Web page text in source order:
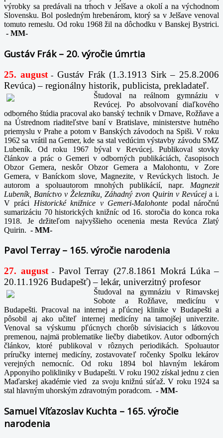
výrobky sa predávali na trhoch v Jelšave a okolí a na východnom
Slovensku. Bol posledným hrebenárom, ktorý sa v Jelšave venoval
tomuto remeslu. Od roku 1968 žil na dôchodku v Banskej Bystrici.
- MM-
Gustáv Frák – 20. výročie úmrtia
25. august- Gustáv Frák (1.3.1913 Sirk – 25.8.2006
Revúca) – regionálny historik, publicista, prekladateľ.
Študoval na reálnom gymnáziu v
Revúcej. Po absolvovaní diaľkového
odborného štúdia pracoval ako banský technik v Drnave, Rožňave a
na Ústrednom riaditeľstve baní v Bratislave, ministerstve hutného
priemyslu v Prahe a potom v Banských závodoch na Spiši. V roku
1962 sa vrátil na Gemer, kde sa stal vedúcim výstavby závodu SMZ
Lubeník. Od roku 1967 býval v Revúcej. Publikoval stovky
článkov a prác o Gemeri v odborných publikáciách, časopisoch
Obzor Gemera, neskôr Obzor Gemera a Malohontu, v Zore
Gemera, v Baníckom slove, Magnezite, v Revúckych listoch. Je
autorom a spoluautorom mnohých publikácií, napr. Magnezit
Lubeník, Baníctvo v Železníku, Záhadný zvon Quirin v Revúcej a i.
V práci Historické knižnice v Gemeri-Malohonte podal náročnú
sumarizáciu 70 historických knižníc od 16. storočia do konca roka
1918. Je držiteľom najvyššieho ocenenia mesta Revúca Zlatý
Quirin. - MM-
Pavol Terray – 165. výročie narodenia
27. august- Pavol Terray (27.8.1861 Mokrá Lúka –
20.11.1926 Budapešť) – lekár, univerzitný profesor
Študoval na gymnáziu v Rimavskej
Sobote a Rožňave, medicínu v
Budapešti. Pracoval na internej a pľúcnej klinike v Budapešti a
pôsobil aj ako učiteľ internej medicíny na tamojšej univerzite.
Venoval sa výskumu pľúcnych chorôb súvisiacich s látkovou
premenou, najmä problematike liečby diabetikov. Autor odborných
článkov, ktoré publikoval v rôznych periodikách. Spoluautor
príručky internej medicíny, zostavovateľ ročenky Spolku lekárov
verejných nemocníc. Od roku 1894 bol hlavným lekárom
Apponyiho polikliniky v Budapešti. V roku 1902 získal jednu z cien
Maďarskej akadémie vied za svoju knižnú súťaž. V roku 1924 sa
stal hlavným uhorským zdravotným poradcom. - MM-
Samuel Víťazoslav Kuchta – 165. výročie
narodenia